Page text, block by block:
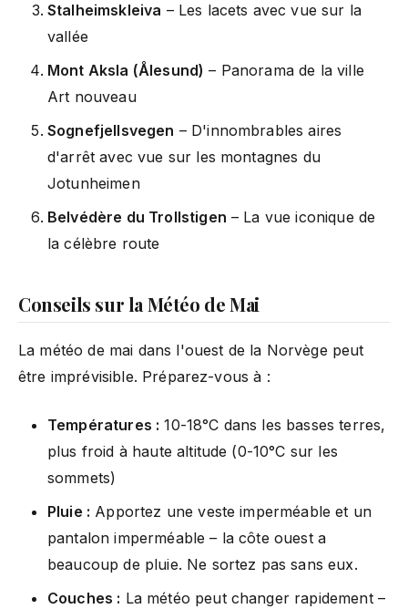
Stalheimskleiva – Les lacets avec vue sur la
vallée
Mont Aksla (Ålesund) – Panorama de la ville
Art nouveau
Sognefjellsvegen – D'innombrables aires
d'arrêt avec vue sur les montagnes du
Jotunheimen
Belvédère du Trollstigen – La vue iconique de
la célèbre route
Conseils sur la Météo de Mai
La météo de mai dans l'ouest de la Norvège peut
être imprévisible. Préparez-vous à :
Températures : 10-18°C dans les basses terres,
plus froid à haute altitude (0-10°C sur les
sommets)
Pluie : Apportez une veste imperméable et un
pantalon imperméable – la côte ouest a
beaucoup de pluie. Ne sortez pas sans eux.
Couches : La météo peut changer rapidement –